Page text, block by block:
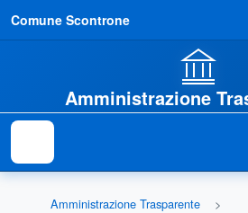
Comune Scontrone
Amministrazione
Amministrazione Trasparente